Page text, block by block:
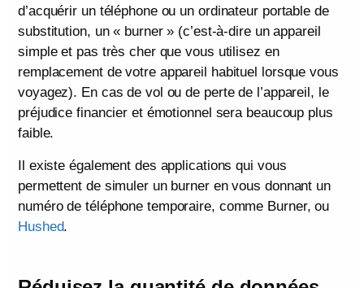
d’acquérir un téléphone ou un ordinateur portable de
substitution, un « burner » (c’est-à-dire un appareil
simple et pas très cher que vous utilisez en
remplacement de votre appareil habituel lorsque vous
voyagez). En cas de vol ou de perte de l’appareil, le
préjudice financier et émotionnel sera beaucoup plus
faible.
Il existe également des applications qui vous
permettent de simuler un burner en vous donnant un
numéro de téléphone temporaire, comme Burner, ou
Hushed.